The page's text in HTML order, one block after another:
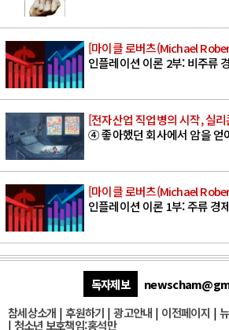
[마이클 로버츠(Michael
인플레이션 이론 2부: 비주류
[전자산업 직업병의 시작, 실
④ 좋아했던 회사에서 암을 얻
[마이클 로버츠(Michael
인플레이션 이론 1부: 주류 경
독자제보
참세상소개 | 후원하기 |광고안내 | 이전페이지 |
| 청소년 보호책임:홍석만